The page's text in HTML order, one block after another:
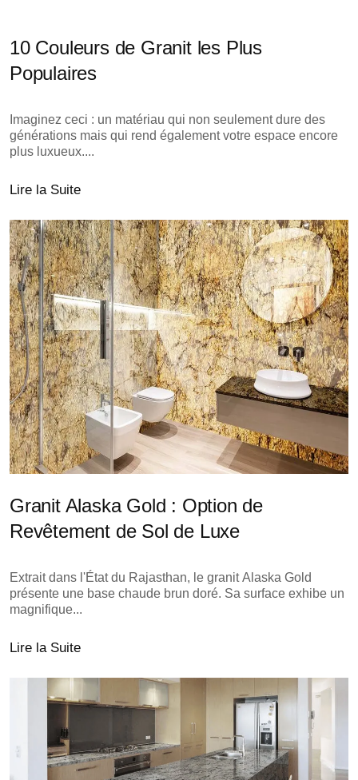
10 Couleurs de Granit les Plus
Populaires
Imaginez ceci : un matériau qui non seulement dure des
générations mais qui rend également votre espace encore
plus luxueux....
Lire la Suite
Granit Alaska Gold : Option de
Revêtement de Sol de Luxe
Extrait dans l'État du Rajasthan, le granit Alaska Gold
présente une base chaude brun doré. Sa surface exhibe un
magnifique...
Lire la Suite